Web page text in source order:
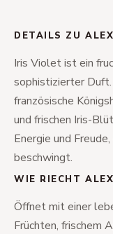
DETAILS ZU
Iris Violet ist ein
sophistizierter
französische
und frischen Iris-
Energie und
beschwingt.
WIE RIECHT
Öffnet mit einer
Früchten, frischem